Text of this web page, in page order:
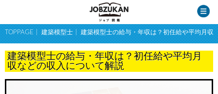
TOPPAGE 建築模型士 建築模型士の給与・年収は？初任給や平均月収
建築模型士の給与・年収は？初任給や平均月
収などの収入について解説